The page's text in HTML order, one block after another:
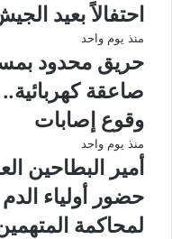
احتفالاً بعيد الجيش
منذ يوم واحد
حريق محدود
صاعقة
وقوع إصابات
منذ يوم واحد
أمير البطاحين
حضور أولياء
لمحاكمة